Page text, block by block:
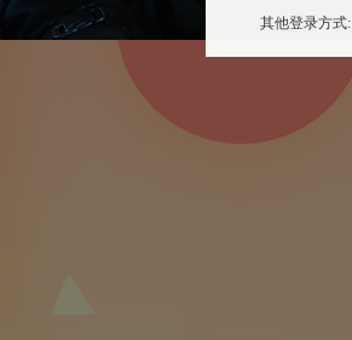
其他登录方式: